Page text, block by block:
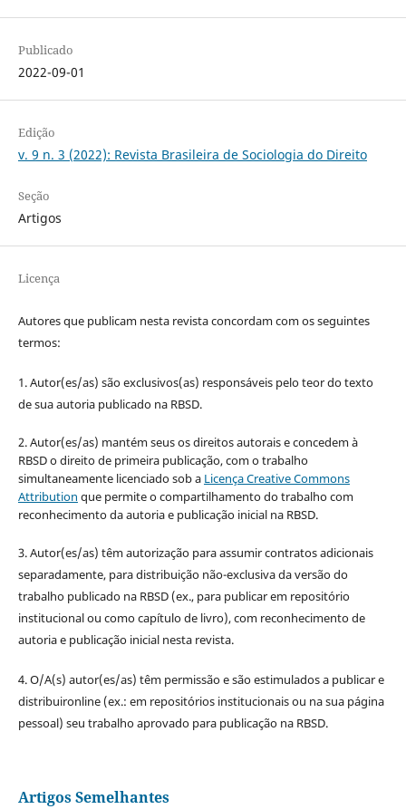
Publicado
2022-09-01
Edição
v. 9 n. 3 (2022): Revista Brasileira de Sociologia do Direito
Seção
Artigos
Licença
Autores que publicam nesta revista concordam com os seguintes
termos:
1. Autor(es/as) são exclusivos(as) responsáveis pelo teor do texto
de sua autoria publicado na RBSD.
2. Autor(es/as) mantém seus os direitos autorais e concedem à
RBSD o direito de primeira publicação, com o trabalho
simultaneamente licenciado sob a Licença Creative Commons
Attribution que permite o compartilhamento do trabalho com
reconhecimento da autoria e publicação inicial na RBSD.
3. Autor(es/as) têm autorização para assumir contratos adicionais
separadamente, para distribuição não-exclusiva da versão do
trabalho publicado na RBSD (ex., para publicar em repositório
institucional ou como capítulo de livro), com reconhecimento de
autoria e publicação inicial nesta revista.
4. O/A(s) autor(es/as) têm permissão e são estimulados a publicar e
distribuironline (ex.: em repositórios institucionais ou na sua página
pessoal) seu trabalho aprovado para publicação na RBSD.
Artigos Semelhantes